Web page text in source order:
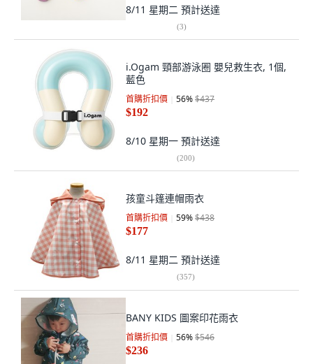
8/11 星期二 預計送達
(3)
i.Ogam 頸部游泳圈 嬰兒救生衣, 1個,
藍色
首購折扣價 56%$437
$192
8/10 星期一 預計送達
(200)
孩童斗篷連帽雨衣
首購折扣價 59%$438
$177
8/11 星期二 預計送達
(357)
BANY KIDS 圖案印花雨衣
首購折扣價 56%$546
$236